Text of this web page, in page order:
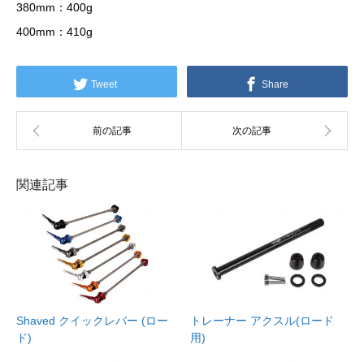
380mm：400g
400mm：410g
Tweet Share
関連記事
Shaved クイックレバー (ロー
ド)
トレーナー アクスル(ロード
用)